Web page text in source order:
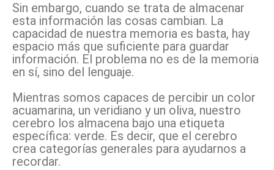
Sin embargo, cuando se trata de almacenar
esta información las cosas cambian. La
capacidad de nuestra memoria es basta, hay
espacio más que suficiente para guardar
información. El problema no es de la memoria
en sí, sino del lenguaje.
Mientras somos capaces de percibir un color
acuamarina, un veridiano y un oliva, nuestro
cerebro los almacena bajo una etiqueta
específica: verde. Es decir, que el cerebro
crea categorías generales para ayudarnos a
recordar.